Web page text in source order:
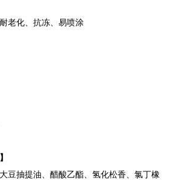
老化、抗冻、易喷涂
豆抽提油、醋酸乙酯、氢化松香、氯丁橡